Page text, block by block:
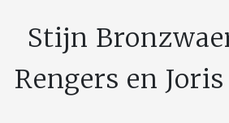
Stijn
Rengers en